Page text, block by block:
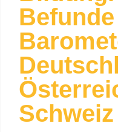
Schweiz